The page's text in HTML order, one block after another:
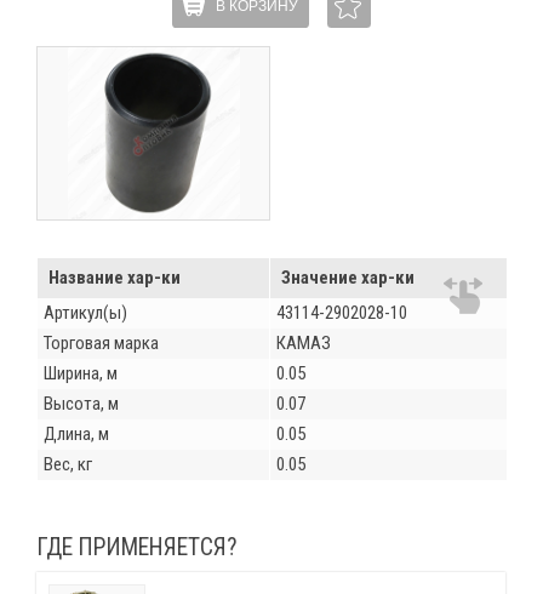
В КОРЗИНУ
Название хар-ки
Значение хар-ки
Артикул(ы)
43114-2902028-10
Торговая марка
КАМАЗ
Ширина, м
0.05
Высота, м
0.07
Длина, м
0.05
Вес, кг
0.05
ГДЕ ПРИМЕНЯЕТСЯ?